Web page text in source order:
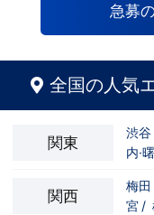
急募
全国の人気
関東
渋谷
内·
関西
梅田
宮 /